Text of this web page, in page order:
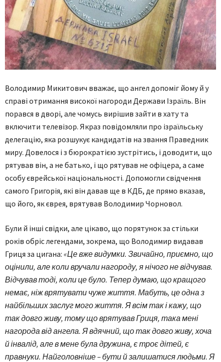
Володимир Микитович вважає, що ангел допоміг йому й у
справі отримання високої нагороди Держави Ізраїль. Він
порався в дворі, але чомусь вирішив зайти в хату та
включити телевізор. Якраз повідомляли про ізраїльську
делегацію, яка розшукує кандидатів на звання Праведник
миру. Довелося і з бюрократією зустрітись, і доводити, що
рятував він, а не батько, і що рятував не офіцера, а саме
особу єврейської національності. Допомогли свідчення
самого Григорія, які він давав ще в КДБ, де прямо вказав,
що його, як єврея, врятував Володимир Чорновол.
Були й інші свідки, але цікаво, що порятунок за стільки
років обріс легендами, зокрема, що Володимир видавав
Гриця за цигана: «Це вже видумки. Звичайно, приємно, що
оцінили, але коли вручали нагороду, я нічого не відчував.
Відчував тоді, коли це було. Тепер думаю, що кращого
немає, ніж врятувати чуже життя. Мабуть, це одна з
найбільших заслуг мого життя. Я всім так і кажу, що
так довго живу, тому що врятував Гриця, така мені
нагорода від ангела. Я вдячний, що так довго живу, хоча
й інвалід, але в мене була дружина, є троє дітей, є
правнуки. Найголовніше – бути й залишатися людьми. Я